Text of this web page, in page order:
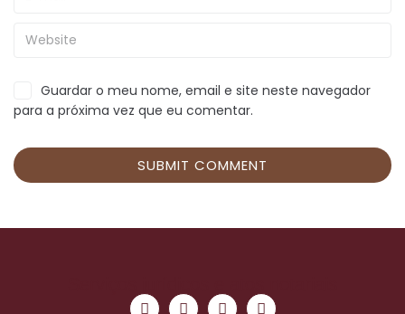
Guardar o meu nome, email e site neste navegador
para a próxima vez que eu comentar.